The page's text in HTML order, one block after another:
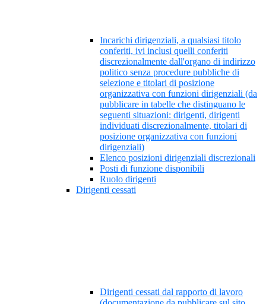
Incarichi dirigenziali, a qualsiasi titolo
conferiti, ivi inclusi quelli conferiti
discrezionalmente dall'organo di indirizzo
politico senza procedure pubbliche di
selezione e titolari di posizione
organizzativa con funzioni dirigenziali (da
pubblicare in tabelle che distinguano le
seguenti situazioni: dirigenti, dirigenti
individuati discrezionalmente, titolari di
posizione organizzativa con funzioni
dirigenziali)
Elenco posizioni dirigenziali discrezionali
Posti di funzione disponibili
Ruolo dirigenti
Dirigenti cessati
Dirigenti cessati dal rapporto di lavoro